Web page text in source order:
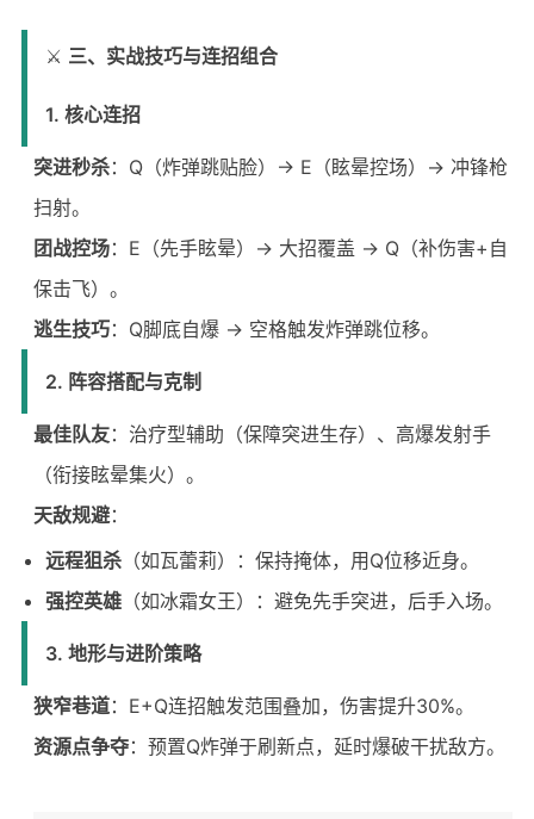
⚔️ 三、实战技巧与连招组合
1. 核心连招
突进秒杀：Q（炸弹跳贴脸）→ E（眩晕控场）→ 冲锋枪
扫射。
团战控场：E（先手眩晕）→ 大招覆盖 → Q（补伤害+自
保击飞）。
逃生技巧：Q脚底自爆 → 空格触发炸弹跳位移。
2. 阵容搭配与克制
最佳队友：治疗型辅助（保障突进生存）、高爆发射手
（衔接眩晕集火）。
天敌规避：
远程狙杀（如瓦蕾莉）：保持掩体，用Q位移近身。
强控英雄（如冰霜女王）：避免先手突进，后手入场。
3. 地形与进阶策略
狭窄巷道：E+Q连招触发范围叠加，伤害提升30%。
资源点争夺：预置Q炸弹于刷新点，延时爆破干扰敌方。